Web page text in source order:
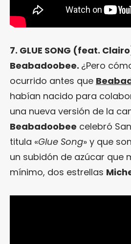
7. GLUE SONG (feat.
Beabadoobee. ¿Pero
ocurrido antes que
habían nacido para
una nueva versión de la
Beabadoobee celebró
titula «Glue Song» y que
un subidón de azúcar que
mínimo, dos estrellas